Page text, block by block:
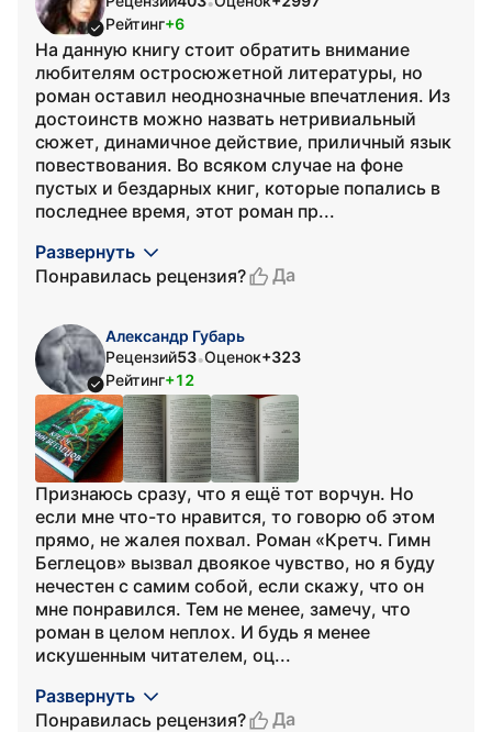
Рейтинг+6
На данную книгу стоит обратить внимание
любителям остросюжетной литературы, но
роман оставил неоднозначные впечатления. Из
достоинств можно назвать нетривиальный
сюжет, динамичное действие, приличный язык
повествования. Во всяком случае на фоне
пустых и бездарных книг, которые попались в
последнее время, этот роман пр...
Развернуть
Понравилась рецензия?
Да
Александр Губарь
Рецензий53•Оценок+323
Рейтинг+12
Признаюсь сразу, что я ещё тот ворчун. Но
если мне что-то нравится, то говорю об этом
прямо, не жалея похвал. Роман «Кретч. Гимн
Беглецов» вызвал двоякое чувство, но я буду
нечестен с самим собой, если скажу, что он
мне понравился. Тем не менее, замечу, что
роман в целом неплох. И будь я менее
искушенным читателем, оц...
Развернуть
Понравилась рецензия?
Да